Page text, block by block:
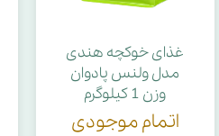
غذای خوکچه هندی
مدل ولنس پادوان
وزن 1 کیلوگرم
اتمام موجودی